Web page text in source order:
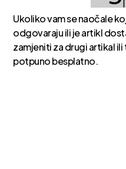
Ukoliko vam se naočale
odgovaraju ili je artikl
zamjeniti za drugi artikal
potpuno besplatno.